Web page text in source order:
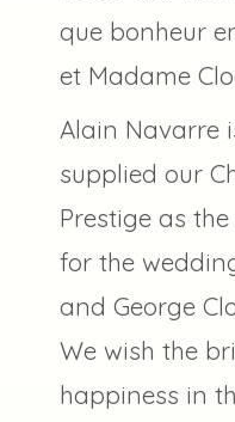
que bonheur
et Madame
Alain Navarre
supplied our
Prestige as
for the
and George
We wish the
happiness in